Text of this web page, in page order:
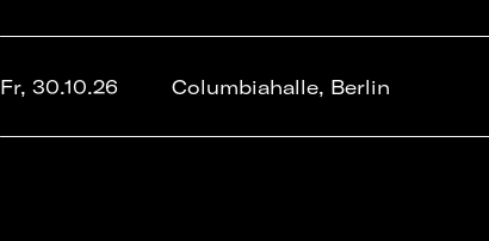
Fr, 30.10.26 Columbiahalle, Berlin